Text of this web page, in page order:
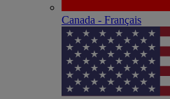
Canada - Français